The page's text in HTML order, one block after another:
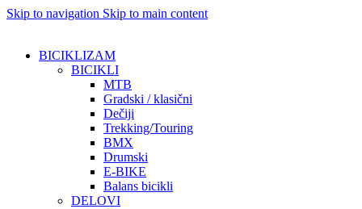
Skip to navigation Skip to main content
BICIKLIZAM
BICIKLI
MTB
Gradski / klasični
Dečiji
Trekking/Touring
BMX
Drumski
E-BIKE
Balans bicikli
DELOVI